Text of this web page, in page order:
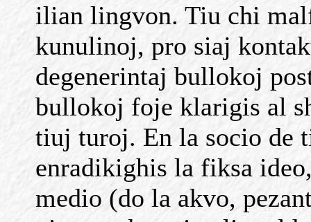
ilian lingvon. Tiu chi
kunulinoj, pro siaj
degenerintaj bullokoj
bullokoj foje klarigis al
tiuj turoj. En la socio de
enradikighis la fiksa
medio (do la akvo,